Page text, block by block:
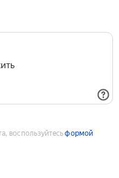
воспользуйтесьформой